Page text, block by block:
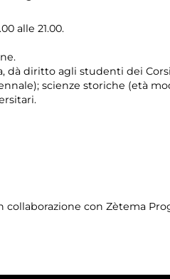
alle 21.00.
dà diritto agli studenti dei
scienze storiche (età
con Zètema